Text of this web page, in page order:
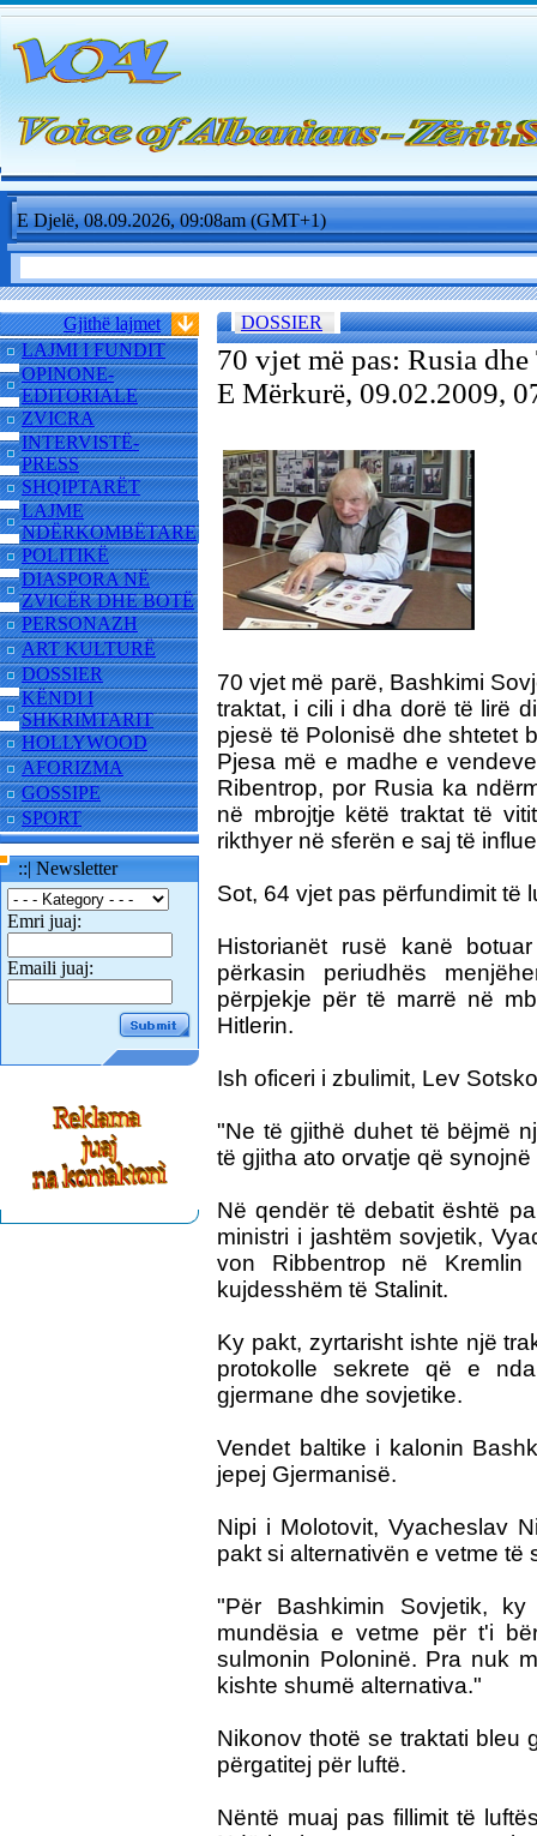
E Djelë, 08.09.2026, 09:08am (GMT+1)
Gjithë lajmet
LAJMI I FUNDIT
OPINONE-
EDITORIALE
ZVICRA
INTERVISTË-
PRESS
SHQIPTARËT
LAJME
NDËRKOMBËTARE
POLITIKË
DIASPORA NË
ZVICËR DHE BOTË
PERSONAZH
ART KULTURË
DOSSIER
KËNDI I
SHKRIMTARIT
HOLLYWOOD
AFORIZMA
GOSSIPE
SPORT
::| Newsletter
Emri juaj:
Emaili juaj:
DOSSIER
70 vjet më pas: Rusia
E Mërkurë, 09.02.2009,
70 vjet më parë, Bashkimi
traktat, i cili i dha dorë të lirë
pjesë të Polonisë dhe shtetet
Pjesa më e madhe e
Ribentrop, por Rusia ka
në mbrojtje këtë traktat të
rikthyer në sferën e saj të
Sot, 64 vjet pas përfundimit të
Historianët rusë kanë
përkasin periudhës
përpjekje për të marrë në
Hitlerin.
Ish oficeri i zbulimit, Lev
"Ne të gjithë duhet të bëjmë
të gjitha ato orvatje që
Në qendër të debatit është
ministri i jashtëm sovjetik,
von Ribbentrop në
kujdesshëm të Stalinit.
Ky pakt, zyrtarisht ishte një
protokolle sekrete që e
gjermane dhe sovjetike.
Vendet baltike i kalonin
jepej Gjermanisë.
Nipi i Molotovit, Vyacheslav
pakt si alternativën e vetme të
"Për Bashkimin Sovjetik,
mundësia e vetme për t'i
sulmonin Poloninë. Pra nuk
kishte shumë alternativa."
Nikonov thotë se traktati bleu
përgatitej për luftë.
Nëntë muaj pas fillimit të